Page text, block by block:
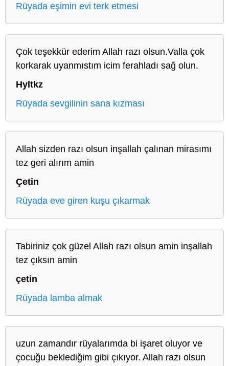
Rüyada eşimin evi terk etmesi
Çok teşekkür ederim Allah razı olsun.Valla çok
korkarak uyanmıstım icim ferahladı sağ olun.
Hyltkz
Rüyada sevgilinin sana kızması
Allah sizden razı olsun inşallah çalınan mirasımı
tez geri alırım amin
Çetin
Rüyada eve giren kuşu çıkarmak
Tabiriniz çok güzel Allah razı olsun amin inşallah
tez çıksın amin
çetin
Rüyada lamba almak
uzun zamandır rüyalarımda bi işaret oluyor ve
çocuğu beklediğim gibi çıkıyor. Allah razı olsun